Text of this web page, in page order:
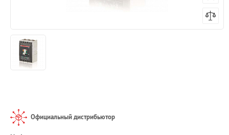
Официальный дистрибьютор